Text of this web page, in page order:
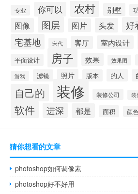
专业 你可以 农村 别墅
图像 图层 图片 头发 好
宅基地 宋代 客厅 室内设计
平面设计 房子 效果 效果图
游戏 滤镜 照片 版本 的人
自己的 装修 装修公司 装
软件 进深 都是 面积 颜色
猜你想看的文章
photoshop如何调像素
photoshop好不好用